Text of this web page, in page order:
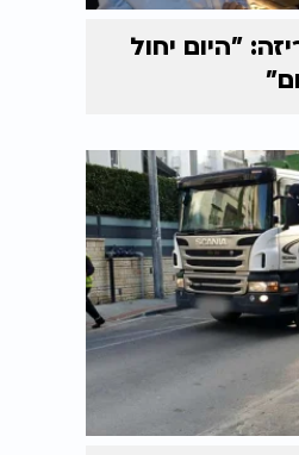
"היום יחול